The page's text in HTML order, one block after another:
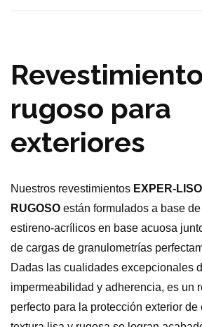
rugoso para
exteriores
Nuestros revestimientos EXPER-LISO
RUGOSO están formulados a base
estireno-acrílicos en base acuosa
de cargas de granulometrías
Dadas las cualidades excepcionales
impermeabilidad y adherencia, es un
perfecto para la protección exterior de